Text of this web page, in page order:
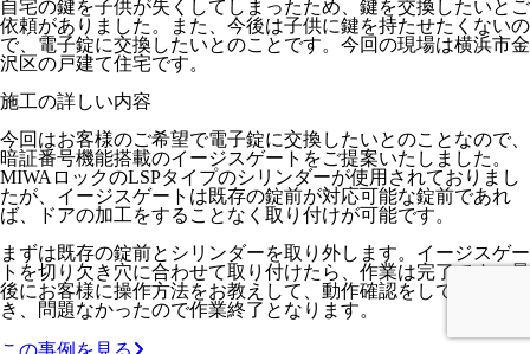
自宅の鍵を子供が失くしてしまったため、鍵を交換したいとご
依頼がありました。また、今後は子供に鍵を持たせたくないの
で、電子錠に交換したいとのことです。今回の現場は横浜市金
沢区の戸建て住宅です。
施工の詳しい内容
今回はお客様のご希望で電子錠に交換したいとのことなので、
暗証番号機能搭載のイージスゲートをご提案いたしました。
MIWAロックのLSPタイプのシリンダーが使用されておりまし
たが、イージスゲートは既存の錠前が対応可能な錠前であれ
ば、ドアの加工をすることなく取り付けが可能です。
まずは既存の錠前とシリンダーを取り外します。イージスゲー
トを切り欠き穴に合わせて取り付けたら、作業は完了です。最
後にお客様に操作方法をお教えして、動作確認をしていただ
き、問題なかったので作業終了となります。
この事例を見る